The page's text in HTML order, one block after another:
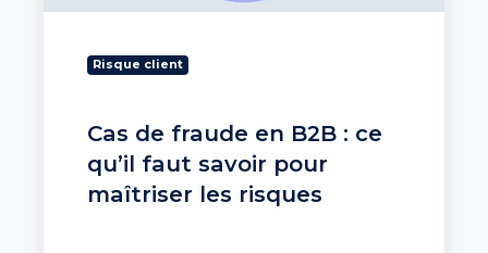
maîtriser
Risque client
Cas de fraude en B2B : ce
qu’il faut savoir pour
maîtriser les risques